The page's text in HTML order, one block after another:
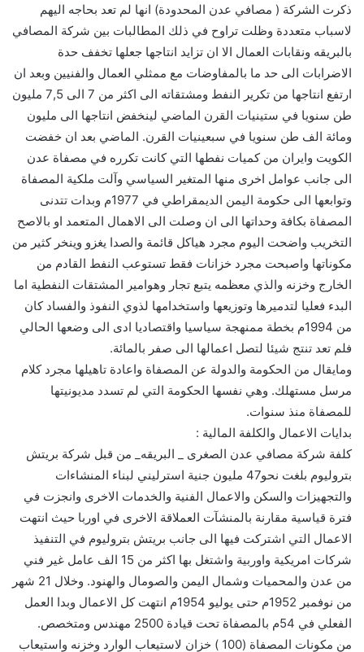
ذكرت الشركة ( مصافي عدن المحدودة) انها لم تعد بحاجه اليهم
لاسباب متعددة وظلت تراوح في ذلك المطالبات بين شركة المصافي
بالبريقه ونقابات العمال الا ان تزايد انتاجها جعلها تخفف حدة
الاضرابات الى حد ما بالمفاوضات مع ممثلي العمال والفنيين وبعد ان
ارتفع انتاجها من تكرير النفط ومشتقاته الى اكثر من 7 الى 7,5 مليون
طن سنويا في ستينيات القرن الماضي لينخفض انتاجها الى مليون
ومائة الف طن سنويا في سبعينيات القرن. الماضي بعد ان خفضت
الكويت وايران من كميات نفطها التي كانت تكرره في مصفاة عدن
الى جانب عوامل اخرى منها المتغير السياسي وآلت ملكية المصفاة
وتوابعها الى حكومة اليمن الديمقراطي في 1977م وبدات تتدنى
المصفاة بكافة وحداتها الى ان وصلت الى الاهمال المتعمد او بالاصح
التخريب واضحت اليوم مجرد هياكل قائمة والصدا يغزو وينخر كثير من
مكوناتها واصبحت مجرد خزانات فقط تستوعب النفط القادم من
الخارج وخزنه والذي معظمه يتبع تجار وهوامير المشتقات النفطية اما
البدء فعليا لتدميرها وتوزيعها واستخدامها لذوي النفوذ والفساد كان
من 1994م بخطة ممنهجة سياسيا واقتصاديا ادى الى وضعها الحالي
فلم تعد تنتج شيئا لتصل اعمالها الى صفر بالمائة.
ومايقال من الحكومة والدولة عن المصفاة واعادة تاهيلها مجرد كلام
مرسل مستهلك. وهي نفسها الحكومة التي لم تسدد مديونيتها
للمصفاة منذ سنوات.
بدايات الاعمال والكلفة المالية :
كلفة شركة مصافي عدن الصغرى _ البريقه_ من قبل شركة بريتش
بتروليوم بلغت نحو47 مليون جنية استرليني لبناء المنشاءات
والتجهيزات والسكن والاعمال الفنية والخدمات الاخرى وانجزت في
فترة قياسية مقارنة بالمنشآت العملاقة الاخرى في اوربا حيث انتهت
الاعمال التي اشتركت فيها الى جانب بريتش بتروليوم في التنفيذ
شركات امريكية واوربية واشتغل بها اكثر من 15 الف عامل غير فني
من عدن والمحميات وشمال اليمن والصومال والهنود. وخلال 21 شهر
من نوفمبر 1952م حتى يوليو 1954م انتهت كل الاعمال وبدا العمل
الفعلي في 54م بالمصفاة تحت قيادة 2500 مهندس ومتخصص.
من مكونات المصفاة (100 ) خزان لاستيعاب الوارد وخزنه واستيعاب